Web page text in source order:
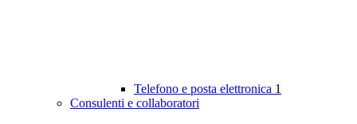
Telefono e posta elettronica 1
Consulenti e collaboratori